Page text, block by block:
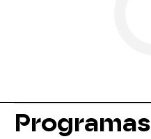
Programas